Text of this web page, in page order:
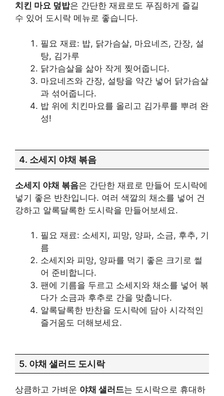
치킨 마요 덮밥은 간단한 재료로도 푸짐하게 즐길
수 있어 도시락 메뉴로 좋습니다.
필요 재료: 밥, 닭가슴살, 마요네즈, 간장, 설
탕, 김가루
닭가슴살을 삶아 작게 찢어줍니다.
마요네즈와 간장, 설탕을 약간 넣어 닭가슴살
과 섞어줍니다.
밥 위에 치킨마요를 올리고 김가루를 뿌려 완
성!
4. 소세지 야채 볶음
소세지 야채 볶음은 간단한 재료로 만들어 도시락에
넣기 좋은 반찬입니다. 여러 색깔의 채소를 넣어 건
강하고 알록달록한 도시락을 만들어보세요.
필요 재료: 소세지, 피망, 양파, 소금, 후추, 기
름
소세지와 피망, 양파를 먹기 좋은 크기로 썰
어 준비합니다.
팬에 기름을 두르고 소세지와 채소를 넣어 볶
다가 소금과 후추로 간을 맞춥니다.
알록달록한 반찬을 도시락에 담아 시각적인
즐거움도 더해보세요.
5. 야채 샐러드 도시락
상큼하고 가벼운 야채 샐러드는 도시락으로 휴대하